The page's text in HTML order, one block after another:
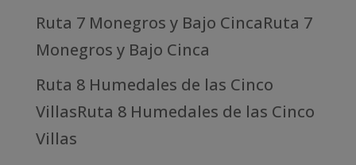
Ruta 7 Monegros y Bajo CincaRuta 7
Monegros y Bajo Cinca
Ruta 8 Humedales de las Cinco
VillasRuta 8 Humedales de las Cinco
Villas